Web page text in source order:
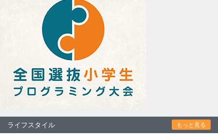
ライフスタイル もっと見る